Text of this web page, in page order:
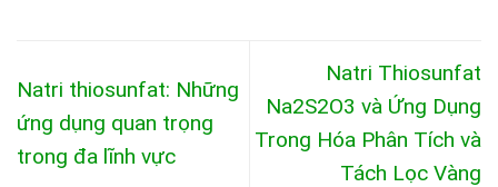
Natri thiosunfat: Những
ứng dụng quan trọng
trong đa lĩnh vực
Natri Thiosunfat
Na2S2O3 và Ứng Dụng
Trong Hóa Phân Tích và
Tách Lọc Vàng